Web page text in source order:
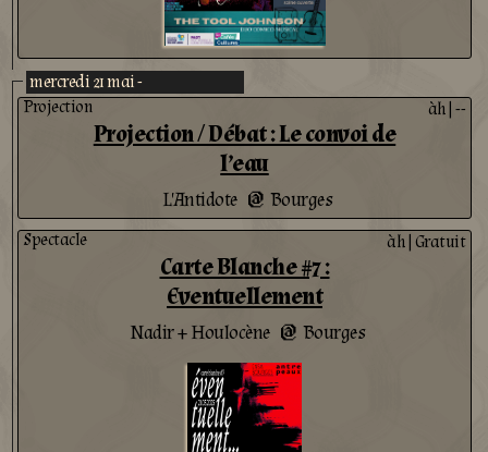
mercredi 21 mai -
Projection
Projection / Débat : Le convoi de
l’eau
L'Antidote @ Bourges
àh|--
Spectacle
Carte Blanche #7 :
Eventuellement
Nadir + Houlocène @ Bourges
àh|Gratuit